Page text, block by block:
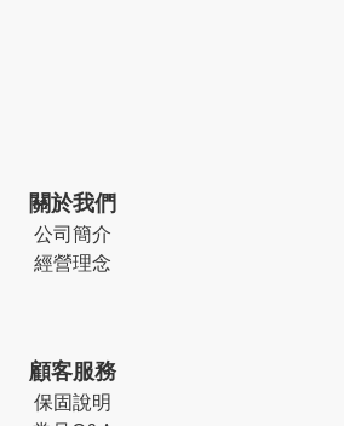
關於我們
公司簡介
經營理念
顧客服務
保固說明